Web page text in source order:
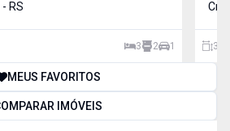
em 03 dormitórios, 02
RS
3 2 1 300
MEUS FAVORITOS
IMÓVEIS